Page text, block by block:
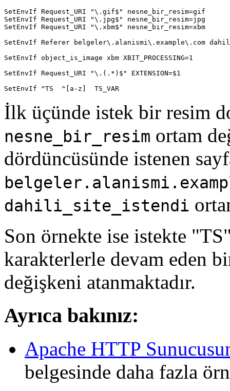
SetEnvIf Request_URI "\.gif$" nesne_bir_resim=gif
SetEnvIf Request_URI "\.jpg$" nesne_bir_resim=jpg
SetEnvIf Request_URI "\.xbm$" nesne_bir_resim=xbm
SetEnvIf Referer belgeler\.alanismi\.example\.com
SetEnvIf object_is_image xbm XBIT_PROCESSING=1
SetEnvIf Request_URI "\.(.*)$" EXTENSION=$1
SetEnvIf ^TS  ^[a-z]  TS_VAR
İlk üçünde istek bir resim
nesne_bir_resim ortam
dördüncüsünde istenen
dahili_site_istendi
Son örnekte ise istekte
karakterlerle devam eden
değişkeni atanmaktadır.
Ayrıca bakınız:
Apache HTTP
belgesinde daha fazla